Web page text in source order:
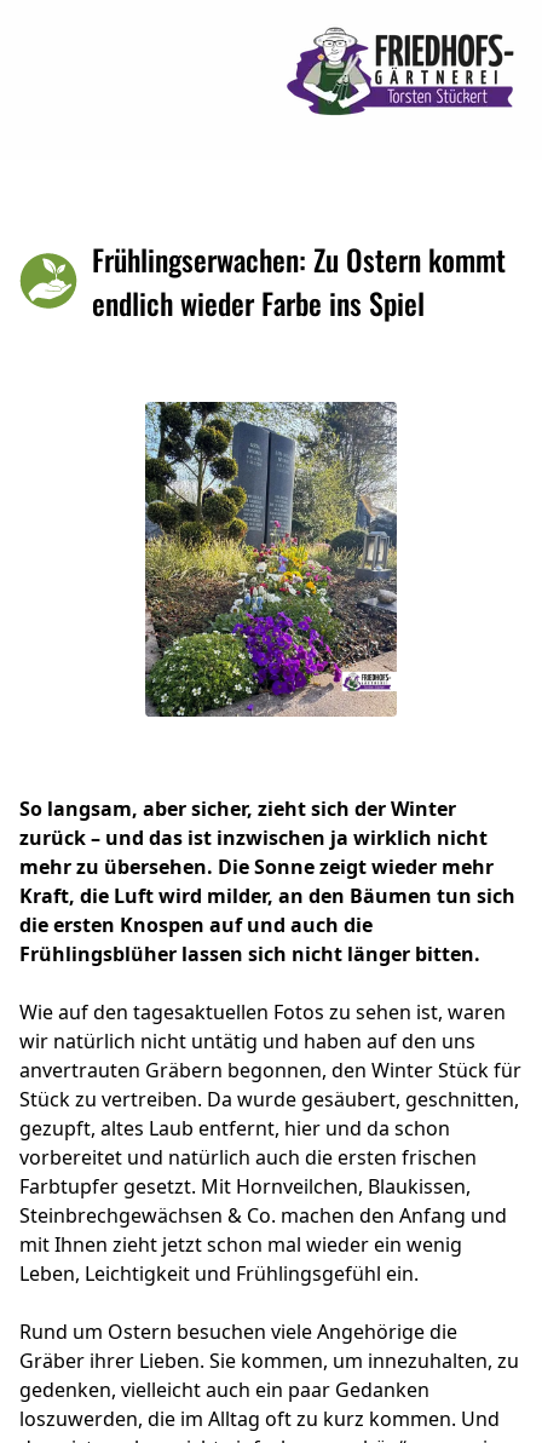
Frühlingserwachen: Zu Ostern kommt
endlich wieder Farbe ins Spiel
So langsam, aber sicher, zieht sich der Winter
zurück – und das ist inzwischen ja wirklich nicht
mehr zu übersehen. Die Sonne zeigt wieder mehr
Kraft, die Luft wird milder, an den Bäumen tun sich
die ersten Knospen auf und auch die
Frühlingsblüher lassen sich nicht länger bitten.
Wie auf den tagesaktuellen Fotos zu sehen ist, waren
wir natürlich nicht untätig und haben auf den uns
anvertrauten Gräbern begonnen, den Winter Stück für
Stück zu vertreiben. Da wurde gesäubert, geschnitten,
gezupft, altes Laub entfernt, hier und da schon
vorbereitet und natürlich auch die ersten frischen
Farbtupfer gesetzt. Mit Hornveilchen, Blaukissen,
Steinbrechgewächsen & Co. machen den Anfang und
mit Ihnen zieht jetzt schon mal wieder ein wenig
Leben, Leichtigkeit und Frühlingsgefühl ein.
Rund um Ostern besuchen viele Angehörige die
Gräber ihrer Lieben. Sie kommen, um innezuhalten, zu
gedenken, vielleicht auch ein paar Gedanken
loszuwerden, die im Alltag oft zu kurz kommen. Und